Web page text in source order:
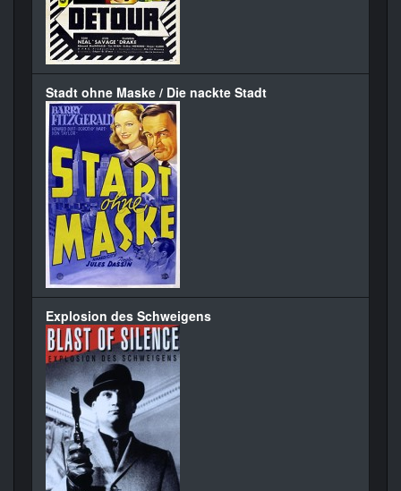
Stadt ohne Maske / Die nackte Stadt
Explosion des Schweigens